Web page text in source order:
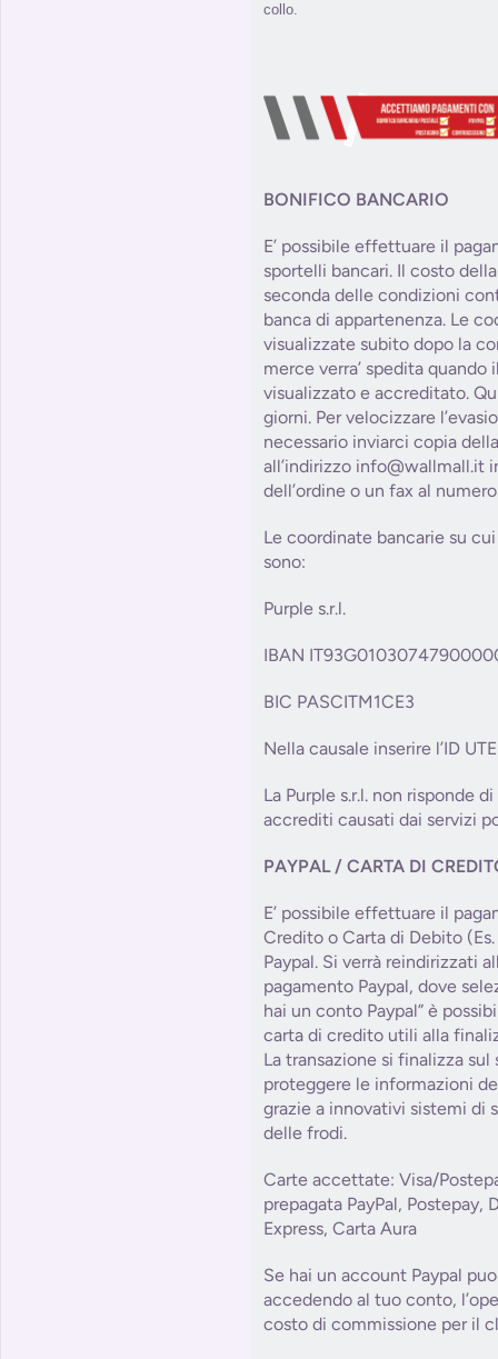
collo.
BONIFICO BANCARIO
E’ possibile effettuare il
sportelli bancari. Il costo
seconda delle condizioni
banca di appartenenza. Le
visualizzate subito dopo la
merce verra’ spedita quando
visualizzato e accreditato.
giorni. Per velocizzare
necessario inviarci copia
all’indirizzo info@wallmall.it
dell’ordine o un fax al
Le coordinate bancarie su
sono:
Purple s.r.l.
IBAN
BIC PASCITM1CE3
Nella causale inserire l’ID
La Purple s.r.l. non risponde
accrediti causati dai servizi
PAYPAL / CARTA DI
E’ possibile effettuare il
Credito o Carta di Debito
Paypal. Si verrà reindirizzati
pagamento Paypal, dove
hai un conto Paypal” è
carta di credito utili alla
La transazione si finalizza
proteggere le informazioni
grazie a innovativi sistemi di
delle frodi.
Carte accettate: Visa/
prepagata PayPal, Postepay,
Express, Carta Aura
Se hai un account Paypal
accedendo al tuo conto,
costo di commissione per il